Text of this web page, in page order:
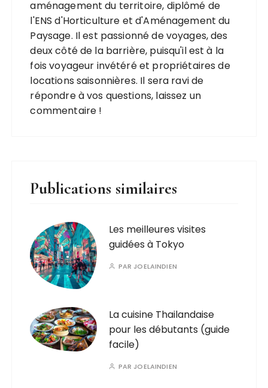
aménagement du territoire, diplômé de
l'ENS d'Horticulture et d'Aménagement du
Paysage. Il est passionné de voyages, des
deux côté de la barrière, puisqu'il est à la
fois voyageur invétéré et propriétaires de
locations saisonnières. Il sera ravi de
répondre à vos questions, laissez un
commentaire !
Publications similaires
Les meilleures visites
guidées à Tokyo
PAR JOELAINDIEN
La cuisine Thailandaise
pour les débutants (guide
facile)
PAR JOELAINDIEN